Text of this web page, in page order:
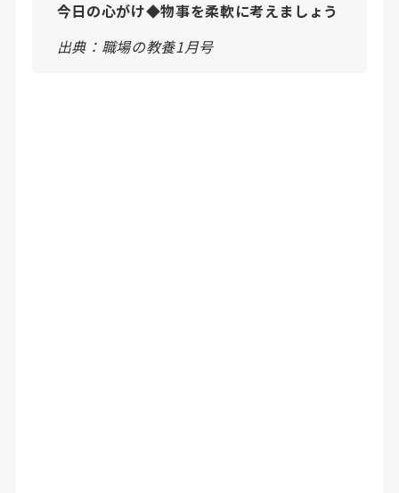
今日の心がけ◆物事を柔軟に考えましょう
出典：職場の教養1月号